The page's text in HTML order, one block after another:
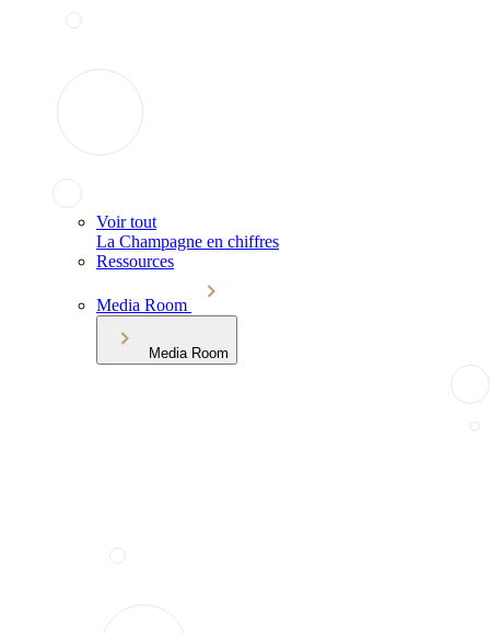
Voir tout
La Champagne en chiffres
Ressources
Media Room
Media Room